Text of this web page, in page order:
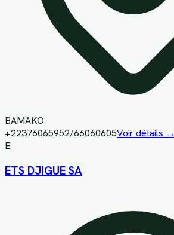
BAMAKO
+22376065952/66060605Voir détails →
E
ETS DJIGUE SA